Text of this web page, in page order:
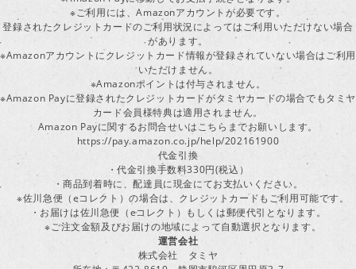
※ご利用には、Amazonアカウントが必要です。
登録されたクレジットカードのご利用状況によってはご利用いただけない場合
があります。
※Amazonアカウントにクレジットカード情報が登録されていない場合はご利用
いただけません。
※Amazonポイントは付与されません。
※Amazon Payに登録されたクレジットカードがタミヤカードの場合でもタミヤ
カード会員様特典は適用されません。
Amazon Payに関するお問合せいはこちらまでお願いします。
https://pay.amazon.co.jp/help/202161900
代金引換
・代金引換手数料330円(税込）
・商品到着時に、配達員に現金にてお支払いください。
※佐川急便（eコレクト）の場合は、クレジットカードもご利用可能です。
・お届けは佐川急便（eコレクト）もしくは郵便代引となります。
※ご注文金額及びお届けの地域によって自動選択となります。
運営会社
株式会社 タミヤ